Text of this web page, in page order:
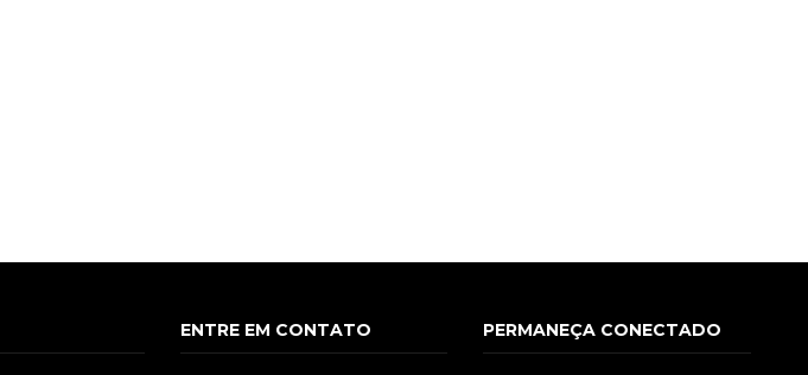
ENTRE EM CONTATO PERMANEÇA CONECTADO